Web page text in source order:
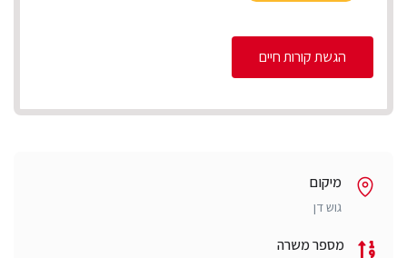
הגשת קורות חיים
מיקום
גוש דן
מספר משרה